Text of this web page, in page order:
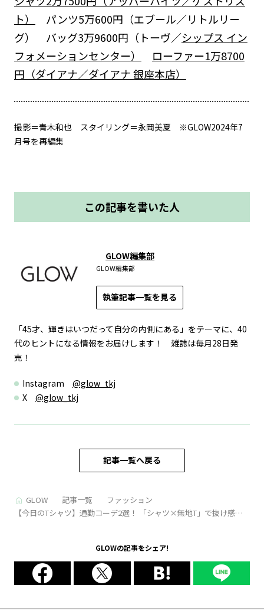
ト）
パンツ5万600円（エブール／リトルリー
グ） バッグ3万9600円（トーヴ／シップス イン
フォメーションセンター）
ローファー1万8700
円（ダイアナ／ダイアナ 銀座本店）
撮影＝青木和也 スタイリング＝永岡美夏 ※GLOW2024年7
月号を再編集
この記事を書いた人
GLOW編集部
GLOW編集部
執筆記事一覧を見る
「45才、輝きはいつだって自分の内側にある」をテーマに、40
代のヒントになる情報をお届けします！ 雑誌は毎月28日発
売！
Instagram @glow_tkj
X @glow_tkj
記事一覧へ戻る
GLOW 記事一覧
ファッション
【今日のTシャツ】通勤コーデ2選！ 「シャツ×無地T」で抜け感レ
GLOWの記事をシェア!